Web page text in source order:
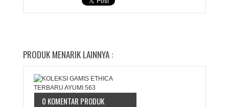
PRODUK MENARIK LAINNYA :
0 KOMENTAR PRODUK